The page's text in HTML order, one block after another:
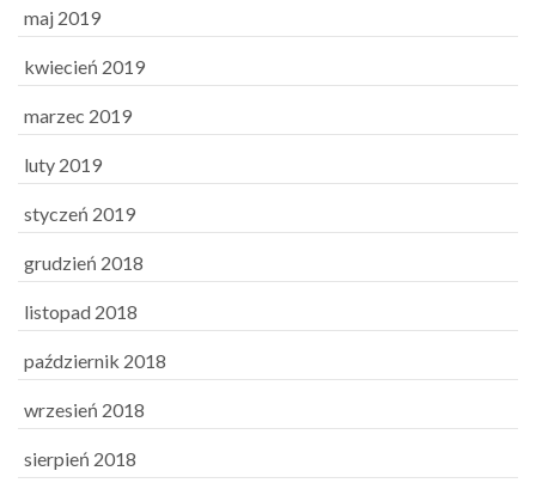
maj 2019
kwiecień 2019
marzec 2019
luty 2019
styczeń 2019
grudzień 2018
listopad 2018
październik 2018
wrzesień 2018
sierpień 2018